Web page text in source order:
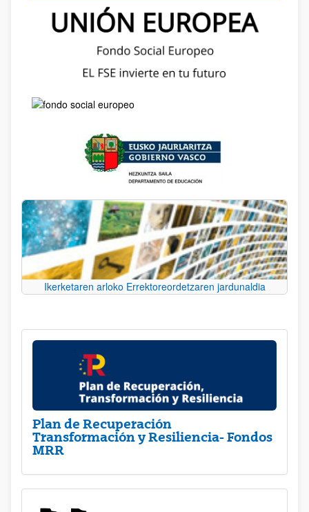
Ikerketaren arloko Errektoreordetzaren jardunaldia
Plan de Recuperación
Transformación y Resiliencia- Fondos
MRR